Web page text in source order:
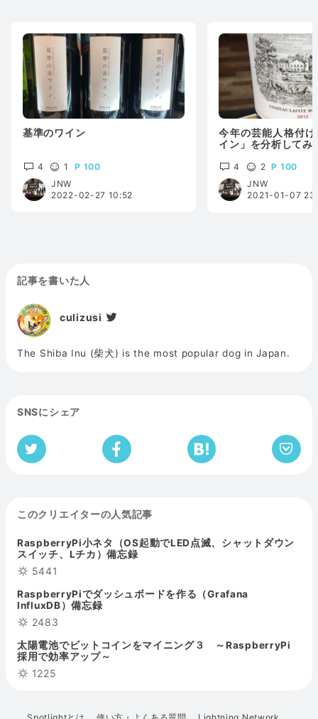
基準のワイン
4 1
100
JNW
2022-02-27 10:52
今年の芸能人格付
イン」を分析してみ
4 2
100
JNW
2021-01-07
記事を書いた人
culizusi
The Shiba Inu (柴犬) is the most popular dog in Japan.
SNSにシェア
このクリエイターの人気記事
RaspberryPi小ネタ（OS起動でLED点滅、シャットダウン
スイッチ、Lチカ）備忘録
5441
RaspberryPiでダッシュボードを作る（Grafana
InfluxDB）備忘録
2483
太陽電池でビットコインをマイニング３ ～RaspberryPi
採用で効率アップ～
1225